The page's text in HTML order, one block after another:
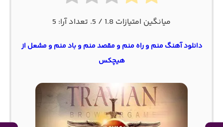
میانگین امتیازات 1.8 / 5. تعداد آرا: 5
دانلود آهنگ منم و راه منم و مقصد منم و باد منم و مشعل از
هیچکس